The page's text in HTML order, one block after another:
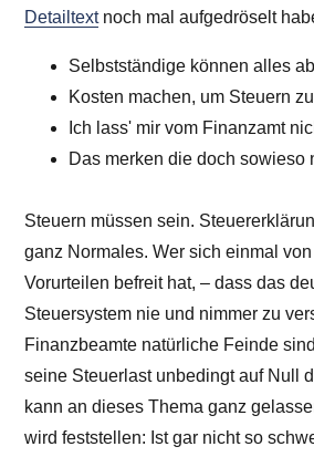
Detailtextnoch mal aufgedröselt
Selbstständige können alles
Kosten machen, um Steuern
Ich lass' mir vom Finanzamt
Das merken die doch sowieso
Steuern müssen sein.
ganz Normales. Wer sich einmal
Vorurteilen befreit hat, – dass das
Steuersystem nie und nimmer zu
Finanzbeamte natürliche Feinde
seine Steuerlast unbedingt auf Null
kann an dieses Thema ganz
wird feststellen: Ist gar nicht so